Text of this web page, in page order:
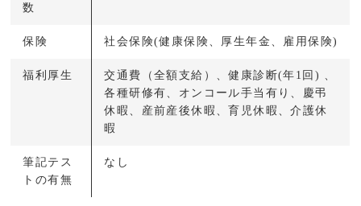
数
保険 社会保険(健康保険、厚生年金、雇用保険)
福利厚生
交通費（全額支給）、健康診断(年1回) 、
各種研修有、オンコール手当有り、慶弔
休暇、産前産後休暇、育児休暇、介護休
暇
筆記テス
トの有無
なし